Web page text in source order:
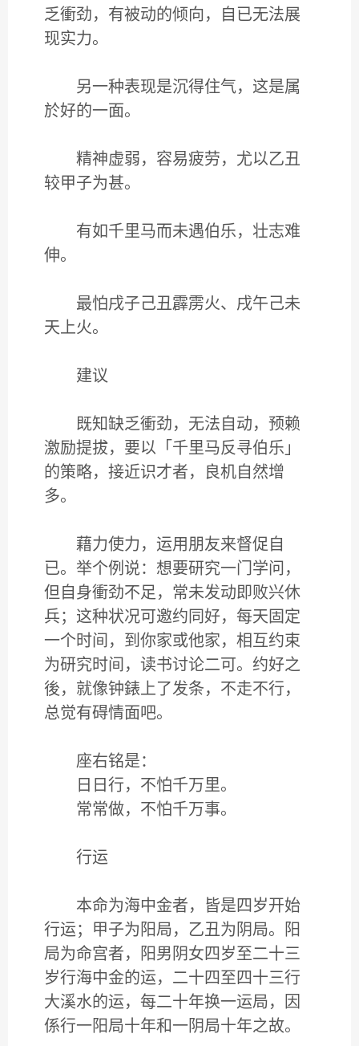
乏衝劲，有被动的倾向，自已无法展
现实力。
另一种表现是沉得住气，这是属
於好的一面。
精神虚弱，容易疲劳，尤以乙丑
较甲子为甚。
有如千里马而未遇伯乐，壮志难
伸。
最怕戌子己丑霹雳火、戌午己未
天上火。
建议
既知缺乏衝劲，无法自动，预赖
激励提拔，要以「千里马反寻伯乐」
的策略，接近识才者，良机自然增
多。
藉力使力，运用朋友来督促自
已。举个例说：想要研究一门学问，
但自身衝劲不足，常未发动即败兴休
兵；这种状况可邀约同好，每天固定
一个时间，到你家或他家，相互约束
为研究时间，读书讨论二可。约好之
後，就像钟錶上了发条，不走不行，
总觉有碍情面吧。
座右铭是：
日日行，不怕千万里。
常常做，不怕千万事。
行运
本命为海中金者，皆是四岁开始
行运；甲子为阳局，乙丑为阴局。阳
局为命宫者，阳男阴女四岁至二十三
岁行海中金的运，二十四至四十三行
大溪水的运，每二十年换一运局，因
係行一阳局十年和一阴局十年之故。